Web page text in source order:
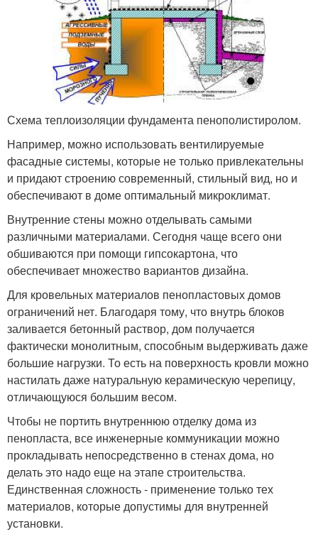
Схема теплоизоляции фундамента пенополистиролом.
Например, можно использовать вентилируемые
фасадные системы, которые не только привлекательны
и придают строению современный, стильный вид, но и
обеспечивают в доме оптимальный микроклимат.
Внутренние стены можно отделывать самыми
различными материалами. Сегодня чаще всего они
обшиваются при помощи гипсокартона, что
обеспечивает множество вариантов дизайна.
Для кровельных материалов пенопластовых домов
ограничений нет. Благодаря тому, что внутрь блоков
заливается бетонный раствор, дом получается
фактически монолитным, способным выдерживать даже
большие нагрузки. То есть на поверхность кровли можно
настилать даже натуральную керамическую черепицу,
отличающуюся большим весом.
Чтобы не портить внутреннюю отделку дома из
пенопласта, все инженерные коммуникации можно
прокладывать непосредственно в стенах дома, но
делать это надо еще на этапе строительства.
Единственная сложность - применение только тех
материалов, которые допустимы для внутренней
установки.